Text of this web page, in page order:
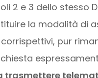
2 e 3 dello stesso
la modalità di
pur
trasmettere